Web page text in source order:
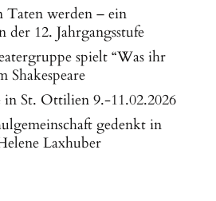
werden – ein
12. Jahrgangsstufe
spielt “Was ihr
St. Ottilien 9.-11.02.2026
gedenkt in
Laxhuber